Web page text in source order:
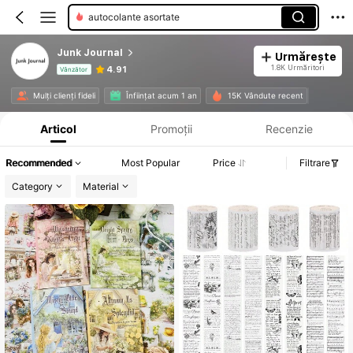
autocolante asortate
Junk Journal
Vânzător 4.91
Urmărește
1.8K Urmăritori
Mulți clienți fideli Înființat acum 1 an 15K Vândute recent
Informații despre produs: Divulgarea prețului, detalii privind vânzările și stocul.
Articol Promoții Recenzie
Recommended Most Popular Price
Filtrare
Category
Material